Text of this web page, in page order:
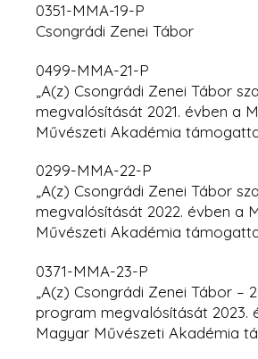
0351-MMA-19-P
Csongrádi Zenei Tábor
0499-MMA-21-P
„A(z) Csongrádi Zenei Tábor
megvalósítását 2021. évben a
Művészeti Akadémia
0299-MMA-22-P
„A(z) Csongrádi Zenei Tábor
megvalósítását 2022. évben a
Művészeti Akadémia
0371-MMA-23-P
„A(z) Csongrádi Zenei Tábor –
program megvalósítását 2023.
Magyar Művészeti Akadémia